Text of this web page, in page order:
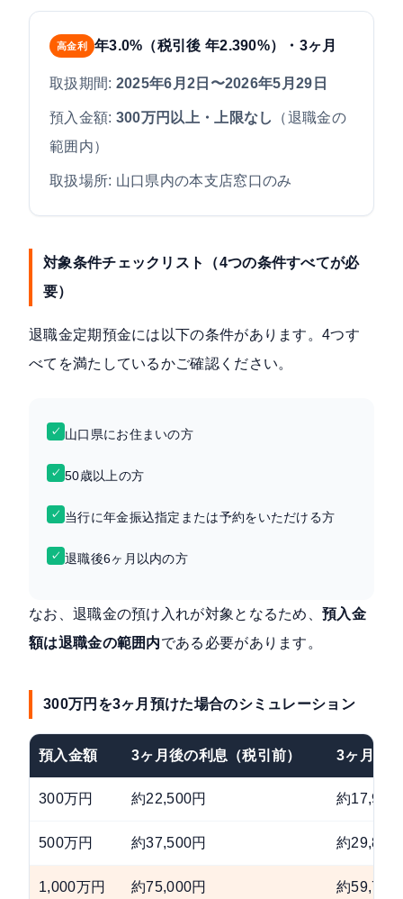
高金利 年3.0%（税引後 年2.390%）・3ヶ月
取扱期間: 2025年6月2日〜2026年5月29日
預入金額: 300万円以上・上限なし
（退職金の
範囲内）
取扱場所: 山口県内の本支店窓口のみ
対象条件チェックリスト（4つの条件すべてが必
要）
退職金定期預金には以下の条件があります。4つす
べてを満たしているかご確認ください。
✓ 山口県にお住まいの方
✓ 50歳以上の方
✓ 当行に年金振込指定または予約をいただける方
✓ 退職後6ヶ月以内の方
なお、退職金の預け入れが対象となるため、預入金
額は退職金の範囲内である必要があります。
300万円を3ヶ月預けた場合のシミュレーション
預入金額 3ヶ月後の利息（税引前） 3ヶ月後
300万円 約22,500円 約17,925
500万円 約37,500円 約29,875
1,000万円 約75,000円 約59,750